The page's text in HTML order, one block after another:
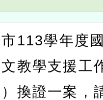
113學年度
教學支援工
換證一案，